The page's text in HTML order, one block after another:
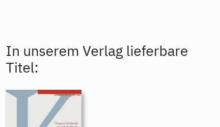
In unserem Verlag lieferbare
Titel: